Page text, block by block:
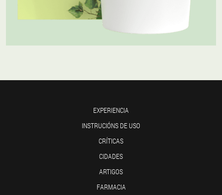
EXPERIENCIA
INSTRUCIÓNS DE USO
CRÍTICAS
CIDADES
ARTIGOS
FARMACIA